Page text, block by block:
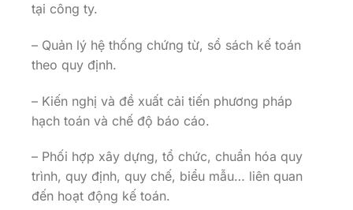
tại công ty.
– Quản lý hệ thống chứng từ, sổ sách kế toán
theo quy định.
– Kiến nghị và đề xuất cải tiến phương pháp
hạch toán và chế độ báo cáo.
– Phối hợp xây dựng, tổ chức, chuẩn hóa quy
trình, quy định, quy chế, biểu mẫu… liên quan
đến hoạt động kế toán.